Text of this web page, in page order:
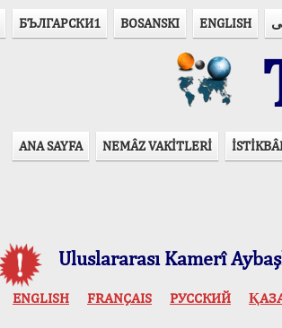
БЪЛГАРСКИ1 BOSANSKI ENGLISH
ANA SAYFA NEMÂZ VAKİTLERİ
Uluslararası Kamerî
ENGLISH FRANÇAIS РУССКИЙ